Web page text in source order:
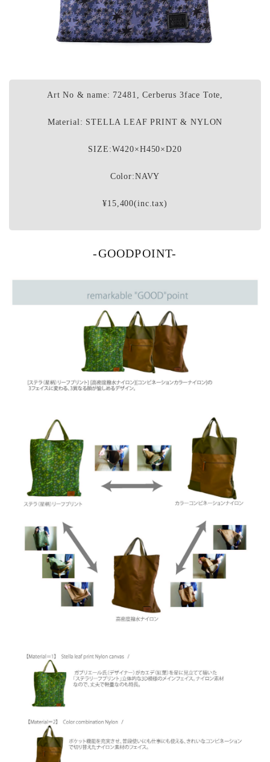
Art No & name: 72481, Cerberus 3face Tote,
Material: STELLA LEAF PRINT & NYLON
SIZE:W420×H450×D20
Color:NAVY
¥15,400(inc.tax)
-GOODPOINT-